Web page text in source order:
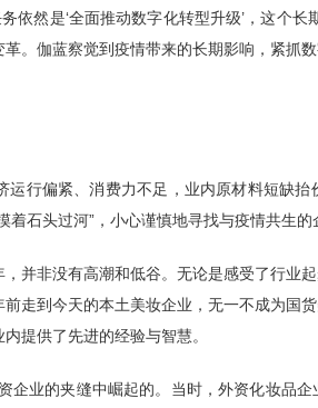
依然是‘全面推动数字化转型升级’，这个
。伽蓝察觉到疫情带来的长期影响，紧抓
运行偏紧、消费力不足，业内原材料短缺
石头过河”，小心谨慎地寻找与疫情共生的
并非没有高潮和低谷。无论是感受了行业
走到今天的本土美妆企业，无一不成为国
提供了先进的经验与智慧。
企业的夹缝中崛起的。当时，外资化妆品